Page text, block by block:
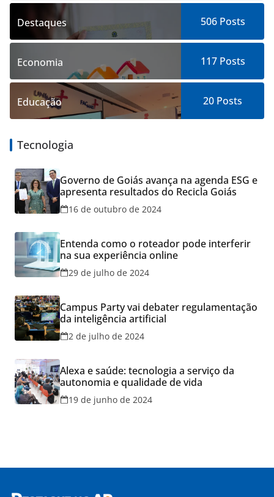
Destaques 506Posts
Economia 117Posts
Educação 20 Posts
Tecnologia
Governo de Goiás avança na agenda ESG e
apresenta resultados do Recicla Goiás
16 de outubro de 2024
Entenda como o roteador pode interferir
na sua experiência online
29 de julho de 2024
Campus Party vai debater regulamentação
da inteligência artificial
2 de julho de 2024
Alexa e saúde: tecnologia a serviço da
autonomia e qualidade de vida
19 de junho de 2024